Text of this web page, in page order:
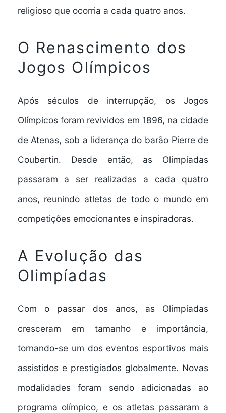
religioso que ocorria a cada quatro anos.
O Renascimento dos
Jogos Olímpicos
Após séculos de interrupção, os Jogos
Olímpicos foram revividos em 1896, na cidade
de Atenas, sob a liderança do barão Pierre de
Coubertin. Desde então, as Olimpíadas
passaram a ser realizadas a cada quatro
anos, reunindo atletas de todo o mundo em
competições emocionantes e inspiradoras.
A Evolução das
Olimpíadas
Com o passar dos anos, as Olimpíadas
cresceram em tamanho e importância,
tornando-se um dos eventos esportivos mais
assistidos e prestigiados globalmente. Novas
modalidades foram sendo adicionadas ao
programa olímpico, e os atletas passaram a